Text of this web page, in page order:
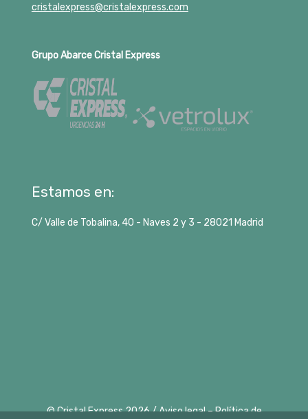
cristalexpress@cristalexpress.com
Grupo Abarce Cristal Express
Estamos en:
C/ Valle de Tobalina, 40 - Naves 2 y 3 - 28021 Madrid
©Cristal Express2026 /Aviso legal–Política de